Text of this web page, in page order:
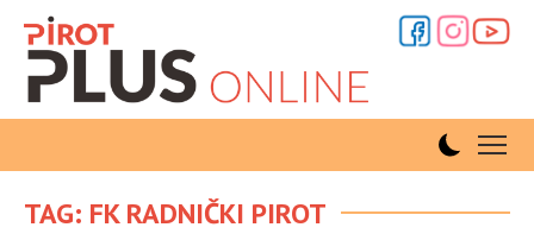
TAG: FK RADNIČKI PIROT